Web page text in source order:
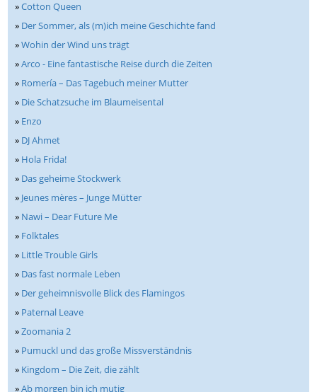
»Cotton Queen
» Der Sommer, als (m)ich meine Geschichte fand
»Wohin der Wind uns trägt
»Arco - Eine fantastische Reise durch die Zeiten
» Romería – Das Tagebuch meiner Mutter
» Die Schatzsuche im Blaumeisental
» Enzo
» DJ Ahmet
» Hola Frida!
» Das geheime Stockwerk
» Jeunes mères – Junge Mütter
» Nawi – Dear Future Me
» Folktales
» Little Trouble Girls
» Das fast normale Leben
» Der geheimnisvolle Blick des Flamingos
» Paternal Leave
»Zoomania 2
» Pumuckl und das große Missverständnis
» Kingdom – Die Zeit, die zählt
»Ab morgen bin ich mutig